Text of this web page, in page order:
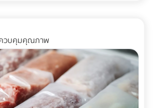
ม เข้ามาค้นหาและเปรียบเทียบพาร์ทเนอร์โรง
At-once แพลตฟอร์มรวมบริษัท B2B ชั้น
ารเลือกเฟอร์นิเจอร์สวยๆ หรือจัดแสงไฟให้
านั้น หากคุณกำลังวางแผนจะต่อเติมพื้นที่
รรู้สำคัญที่คุณต้องเช็กให้ชัวร์ก่อนที่งบ
ไหวหรือ
สิ่งแรกที่ต้องคำนึงถึงคือ "ความแข็งแรง
ดฟ้าตึกแถวเก่าส่วนใหญ่ถูกออกแบบมาเพื่อ
วบคุมคุณภาพ